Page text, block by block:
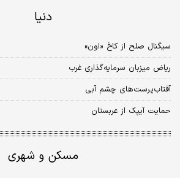
دنیا
سیگنال صلح از کاخ «اون»
ریاض میزبان سرمایه‌گذاری غرب
آفتاب‌پرست‌های چشم آبی
حمایت آیپک از عربستان
مسکن و شهری